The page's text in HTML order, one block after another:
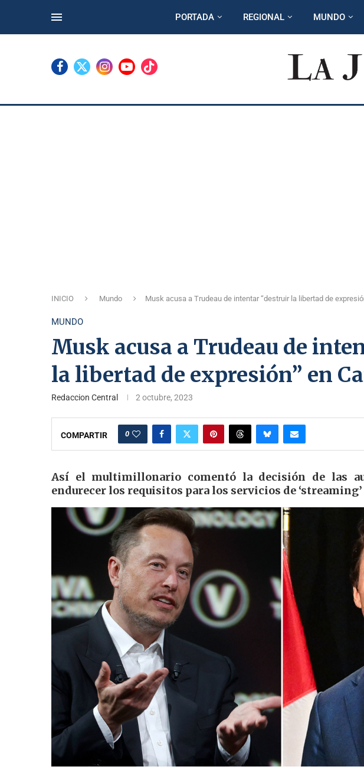
PORTADA REGIONAL MUNDO
INICIO Mundo Musk acusa a Trudeau de intentar “destruir la libertad de
MUNDO
Musk acusa a Trudeau de
la libertad de expresión” en
Redaccion Central 2 octubre, 2023
COMPARTIR 0
Así el multimillonario comentó la decisión de las
endurecer los requisitos para los servicios de ‘streaming’